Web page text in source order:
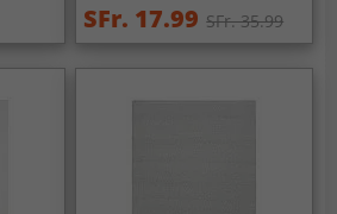
SFr. 17.99 SFr. 35.99